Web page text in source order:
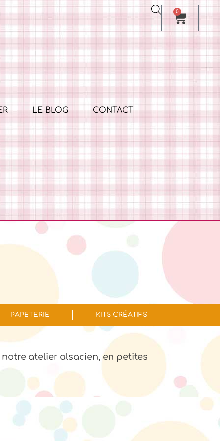
LE BLOG CONTACT
0
PAPETERIE KITS CRÉATIFS
atelier alsacien, en petites